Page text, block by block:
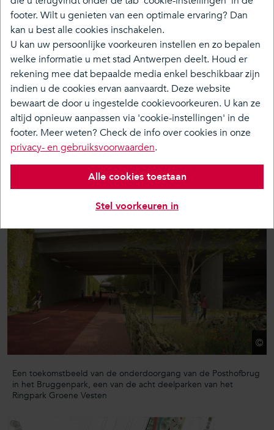
Het Bruggenpark is een van de acht deelparken van het
Ringpark Groene Vesten.
Het is een smalle strook tussen de Ring en de pijlers van de
Posthofbrug, en de twee spoorbruggen van Berchem. Het
ontwerp biedt een veilige, snelle doorgang van het
Ringpad, dat langs de geluidsmuur onder de bruggen
doorloopt. Een belangrijk knooppunt is de aansluiting met
de fietsostrade F1. Die takt vanuit het zuiden aan op het
Ringpad aan de Posthofbrug. Er wordt voldoende ruimte
voorzien voor fietsers en wandelaars, en voor water en
ecologische verbindingen.
Een toekomstbeeld van de onderdoorgang van de Posthofbrug
in het Bruggenpark, een van de acht deelparken van het
Ringpark Groene Vesten
footer. Wilt u genieten van een optimale ervaring? Dan
kan u best alle cookies inschakelen.
U kan uw persoonlijke voorkeuren instellen en zo bepalen
welke informatie u met stad Antwerpen deelt. Houd er
rekening mee dat bepaalde media enkel beschikbaar zijn
indien u de cookies ervan aanvaardt. Deze website
bewaart de door u ingestelde cookievoorkeuren. U kan ze
altijd opnieuw aanpassen via 'cookie-instellingen' in de
footer. Meer weten? Check de info over cookies in onze
privacy- en gebruiksvoorwaarden.
Alle cookies toestaan
Stel voorkeuren in